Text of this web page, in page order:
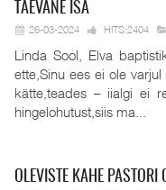
TAEVANE ISA
26-03-2024 HITS:2404
Linda Sool, Elva
ette,Sinu ees ei ole
kätte,teades – iialgi ei
hingelohutust,siis ma...
OLEVISTE KAHE PASTORI